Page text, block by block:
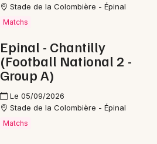
Stade de la Colombière - Épinal
Matchs
Epinal - Chantilly
(Football National 2 -
Group A)
Le 05/09/2026
Stade de la Colombière - Épinal
Matchs